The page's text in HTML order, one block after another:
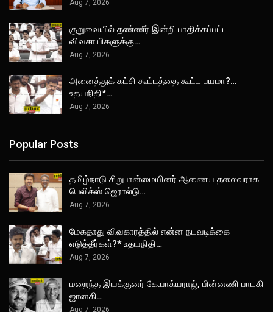
Aug 7, 2026
குறுவையில் தண்ணீர் இன்றி பாதிக்கப்பட்ட
விவசாயிகளுக்கு…
Aug 7, 2026
அனைத்துக் கட்சி கூட்டத்தை கூட்ட பயமா?…
உதயநிதி*…
Aug 7, 2026
Popular Posts
தமிழ்நாடு சிறுபான்மையினர் ஆணைய தலைவராக
பெலிக்ஸ் ஜெரால்டு…
Aug 7, 2026
மேகதாது விவகாரத்தில் என்ன நடவடிக்கை
எடுத்தீர்கள்?* உதயநிதி…
Aug 7, 2026
மறைந்த இயக்குனர் கே.பாக்யராஜ், பின்னணி பாடகி
ஜானகி…
Aug 7, 2026